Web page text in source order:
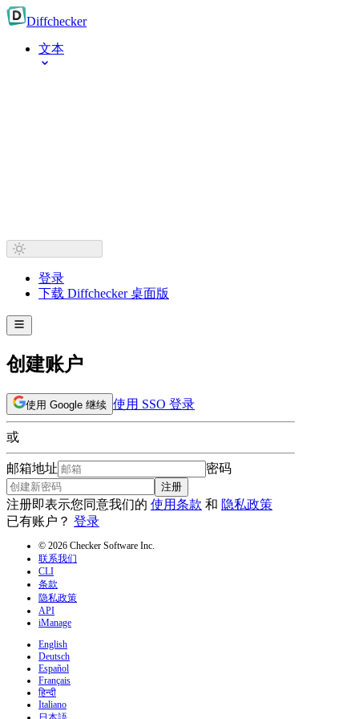
Diffchecker
文本
登录
下载 Diffchecker 桌面版
创建账户
使用 Google 继续 使用 SSO 登录
或
邮箱地址 密码
注册
注册即表示您同意我们的 使用条款 和 隐私政策
已有账户？ 登录
© 2026 Checker Software Inc.
联系我们
CLI
条款
隐私政策
API
iManage
English
Deutsch
Español
Français
हिन्दी
Italiano